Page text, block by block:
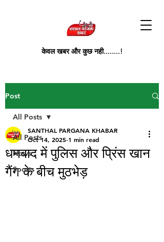
केवल खबर और कुछ नही........!
Post
All Posts
News
Sports
All Posts
धनबाद में पुलिस और प्रिंस खान
गैंग के बीच मुठभेड़
SANTHAL PARGANA KHABAR
Oct 14, 2025 1 min read